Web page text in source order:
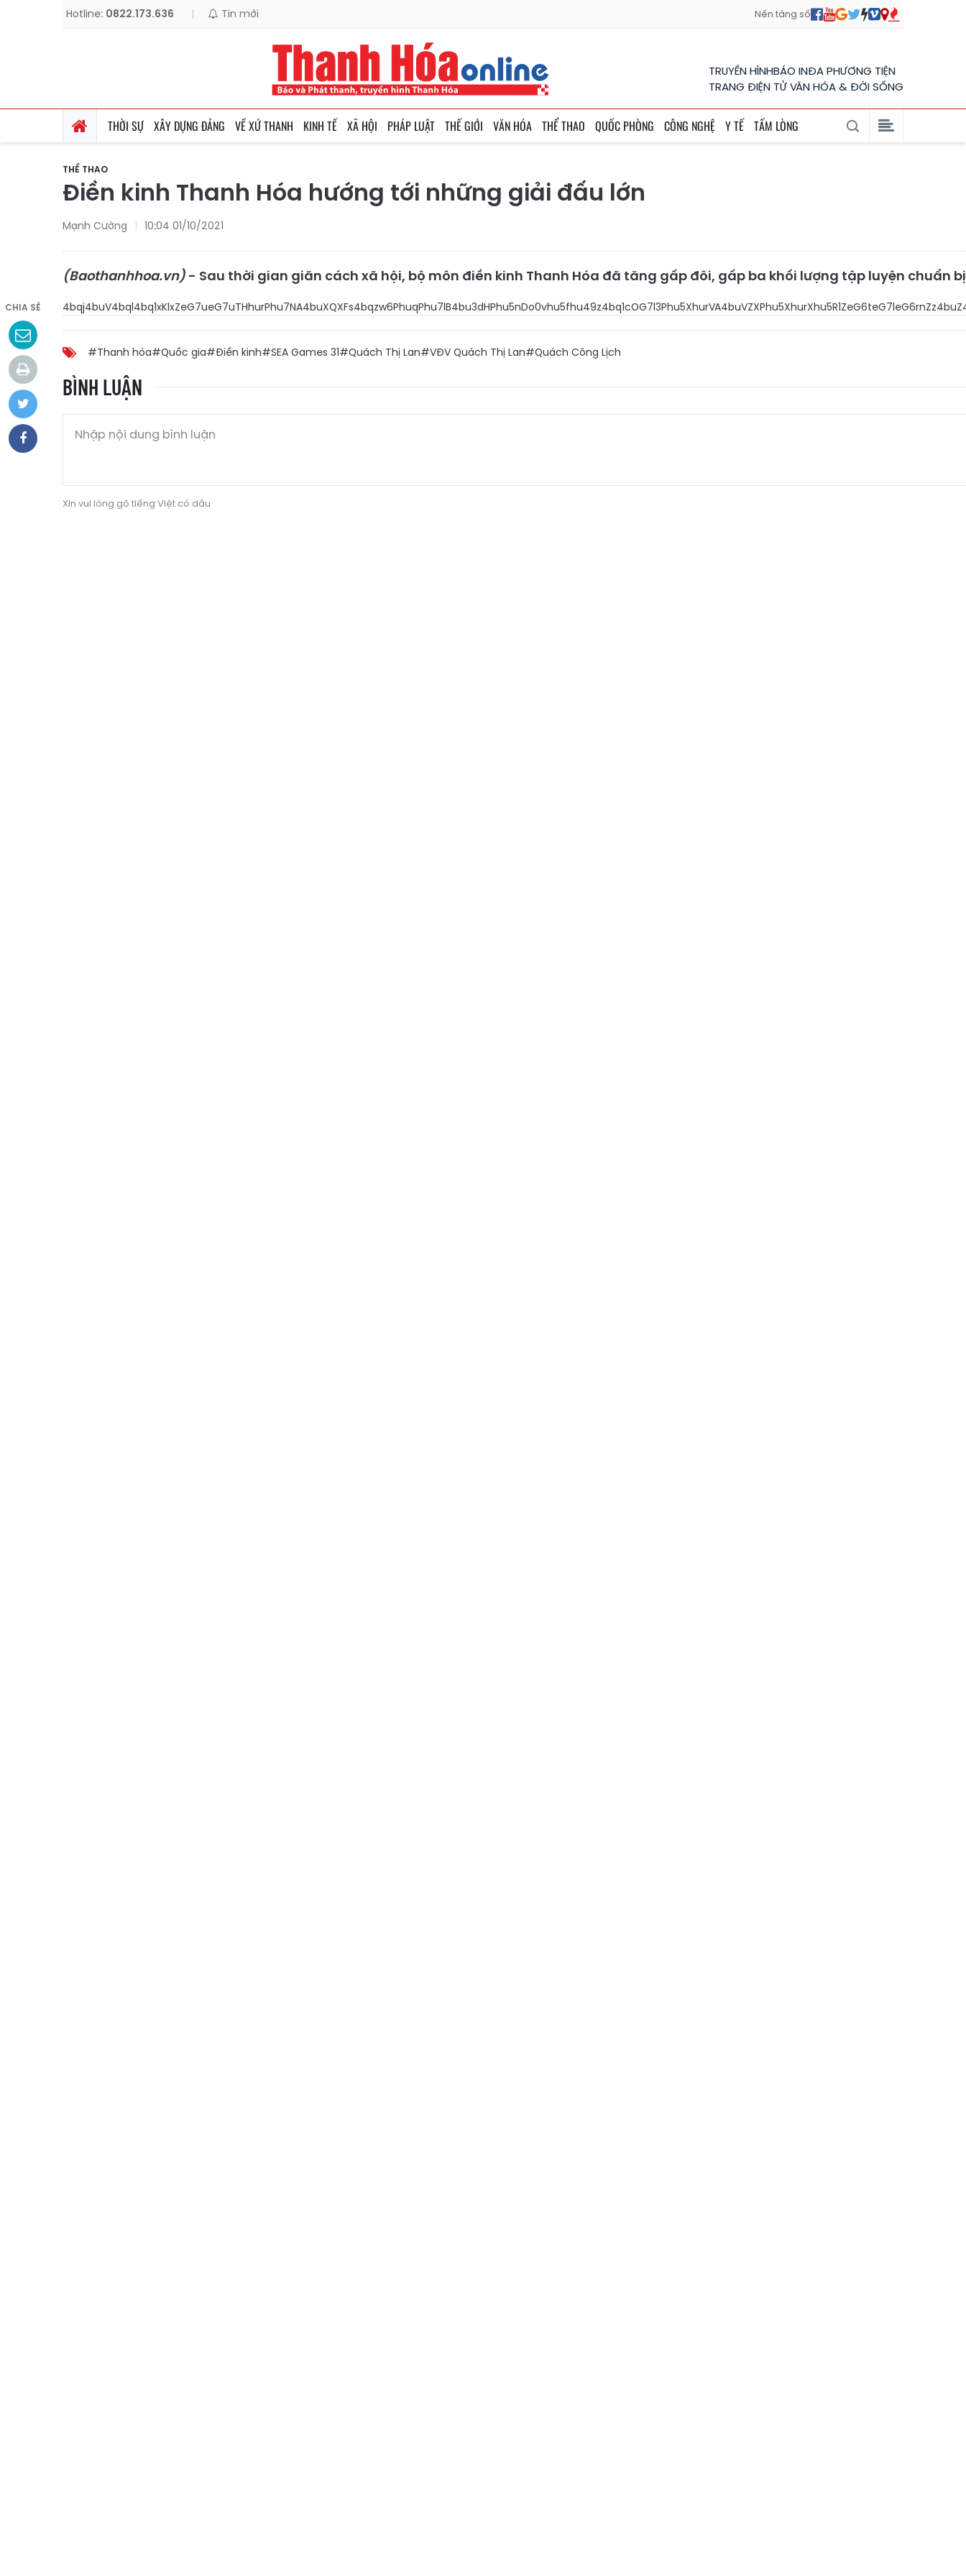
Hotline: 0822.173.636 | Tin mới Nền tảng số
TRUYỀN HÌNHBÁO INĐA PHƯƠNG TIỆN
TRANG ĐIỆN TỬ VĂN HÓA & ĐỜI SỐNG
THỜI SỰ XÂY DỰNG ĐẢNG VỀ XỨ THANH KINH TẾ XÃ HỘI PHÁP LUẬT THẾ GIỚI VĂN HÓA THỂ THAO QUỐC PHÒNG CÔNG NGHỆ Y TẾ TẤM LÒNG
THỂ THAO
Điền kinh Thanh Hóa hướng tới những giải đấu lớn
Mạnh Cường 10:04 01/10/2021
(Baothanhhoa.vn) - Sau thời gian giãn cách xã hội, bộ môn điền kinh Thanh Hóa đã tăng gấp đôi, gấp ba khối lượng tập luyện chuẩn
CHIA SẺ
#Thanh hóa#Quốc gia#Điền kinh#SEA Games 31#Quách Thị Lan#VĐV Quách Thị Lan#Quách Công Lịch
BÌNH LUẬN
Xin vui lòng gõ tiếng Việt có dấu